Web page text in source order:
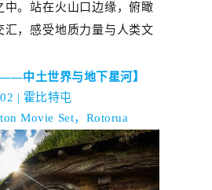
中。站在火山口边缘，俯瞰
汇，感受地质力量与人类文
——中土世界与地下星河】
02 | 霍比特屯
Movie Set， Rotorua